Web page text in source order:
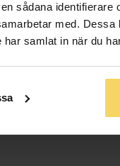
sådana identifierare
med.
samlat in när du